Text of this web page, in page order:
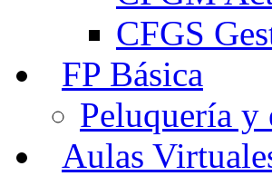
CFGS
FP Básica
Peluquería y
Aulas